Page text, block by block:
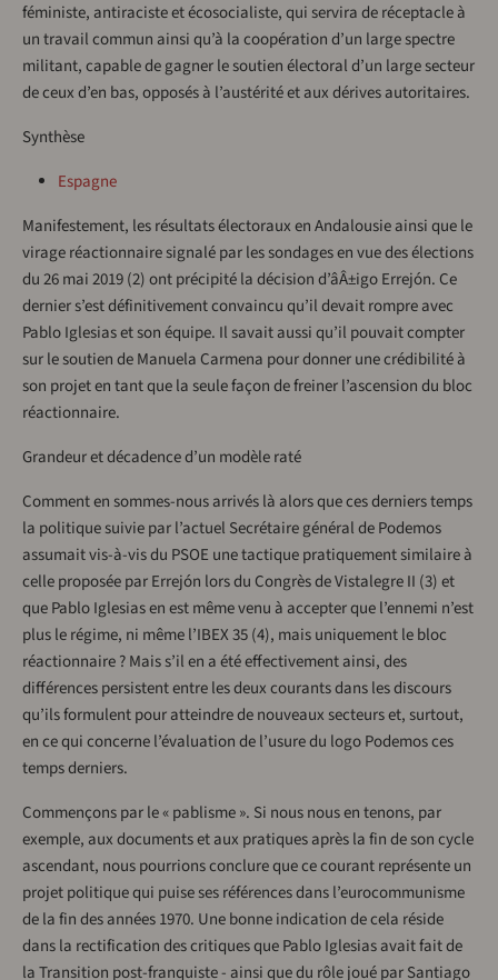
féministe, antiraciste et écosocialiste, qui servira de réceptacle à
un travail commun ainsi qu’à la coopération d’un large spectre
militant, capable de gagner le soutien électoral d’un large secteur
de ceux d’en bas, opposés à l’austérité et aux dérives autoritaires.
Synthèse
Espagne
Manifestement, les résultats électoraux en Andalousie ainsi que le
virage réactionnaire signalé par les sondages en vue des élections
du 26 mai 2019 (2) ont précipité la décision d’âÂ±igo Errejón. Ce
dernier s’est définitivement convaincu qu’il devait rompre avec
Pablo Iglesias et son équipe. Il savait aussi qu’il pouvait compter
sur le soutien de Manuela Carmena pour donner une crédibilité à
son projet en tant que la seule façon de freiner l’ascension du bloc
réactionnaire.
Grandeur et décadence d’un modèle raté
Comment en sommes-nous arrivés là alors que ces derniers temps
la politique suivie par l’actuel Secrétaire général de Podemos
assumait vis-à-vis du PSOE une tactique pratiquement similaire à
celle proposée par Errejón lors du Congrès de Vistalegre II (3) et
que Pablo Iglesias en est même venu à accepter que l’ennemi n’est
plus le régime, ni même l’IBEX 35 (4), mais uniquement le bloc
réactionnaire ? Mais s’il en a été effectivement ainsi, des
différences persistent entre les deux courants dans les discours
qu’ils formulent pour atteindre de nouveaux secteurs et, surtout,
en ce qui concerne l’évaluation de l’usure du logo Podemos ces
temps derniers.
Commençons par le « pablisme ». Si nous nous en tenons, par
exemple, aux documents et aux pratiques après la fin de son cycle
ascendant, nous pourrions conclure que ce courant représente un
projet politique qui puise ses références dans l’eurocommunisme
de la fin des années 1970. Une bonne indication de cela réside
dans la rectification des critiques que Pablo Iglesias avait fait de
la Transition post-franquiste - ainsi que du rôle joué par Santiago